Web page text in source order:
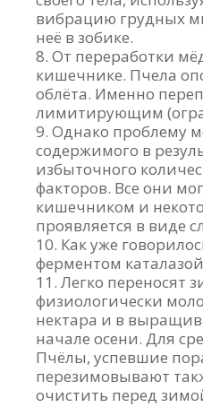
вибрацию грудных
неё в зобике.
От переработки
кишечнике. Пчела
облёта. Именно
лимитирующим
Однако проблему
содержимого в
избыточного
факторов. Все они
кишечником и
проявляется в виде
Как уже
ферментом
Легко переносят
физиологически
нектара и в
начале осени. Для
Пчёлы, успевшие
перезимовывают
очистить перед